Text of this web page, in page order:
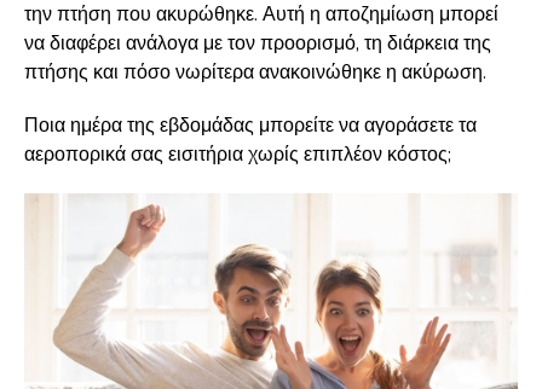
την πτήση που ακυρώθηκε. Αυτή η αποζημίωση μπορεί
να διαφέρει ανάλογα με τον προορισμό, τη διάρκεια της
πτήσης και πόσο νωρίτερα ανακοινώθηκε η ακύρωση.
Ποια ημέρα της εβδομάδας μπορείτε να αγοράσετε τα
αεροπορικά σας εισιτήρια χωρίς επιπλέον κόστος;